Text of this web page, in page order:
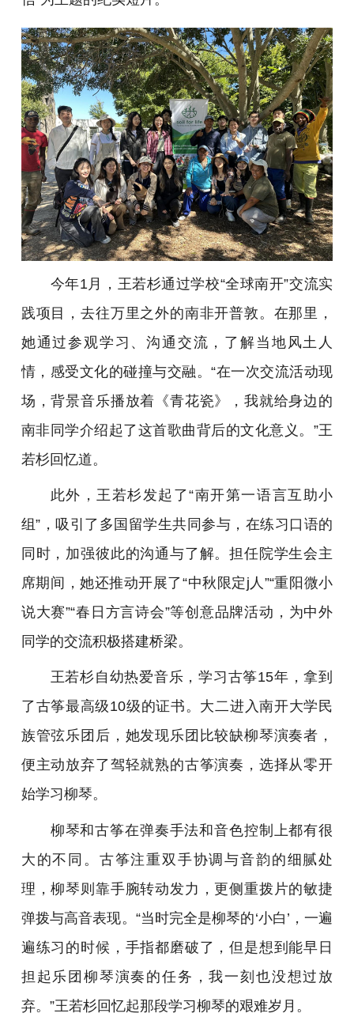
今年1月，王若杉通过学校“全球南开”交流实
践项目，去往万里之外的南非开普敦。在那里，
她通过参观学习、沟通交流，了解当地风土人
情，感受文化的碰撞与交融。“在一次交流活动现
场，背景音乐播放着《青花瓷》，我就给身边的
南非同学介绍起了这首歌曲背后的文化意义。”王
若杉回忆道。
此外，王若杉发起了“南开第一语言互助小
组”，吸引了多国留学生共同参与，在练习口语的
同时，加强彼此的沟通与了解。担任院学生会主
席期间，她还推动开展了“中秋限定j人”“重阳微小
说大赛”“春日方言诗会”等创意品牌活动，为中外
同学的交流积极搭建桥梁。
王若杉自幼热爱音乐，学习古筝15年，拿到
了古筝最高级10级的证书。大二进入南开大学民
族管弦乐团后，她发现乐团比较缺柳琴演奏者，
便主动放弃了驾轻就熟的古筝演奏，选择从零开
始学习柳琴。
柳琴和古筝在弹奏手法和音色控制上都有很
大的不同。古筝注重双手协调与音韵的细腻处
理，柳琴则靠手腕转动发力，更侧重拨片的敏捷
弹拨与高音表现。“当时完全是柳琴的‘小白’，一遍
遍练习的时候，手指都磨破了，但是想到能早日
担起乐团柳琴演奏的任务，我一刻也没想过放
弃。”王若杉回忆起那段学习柳琴的艰难岁月。